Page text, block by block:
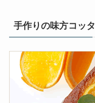
手作りの味方コッタ